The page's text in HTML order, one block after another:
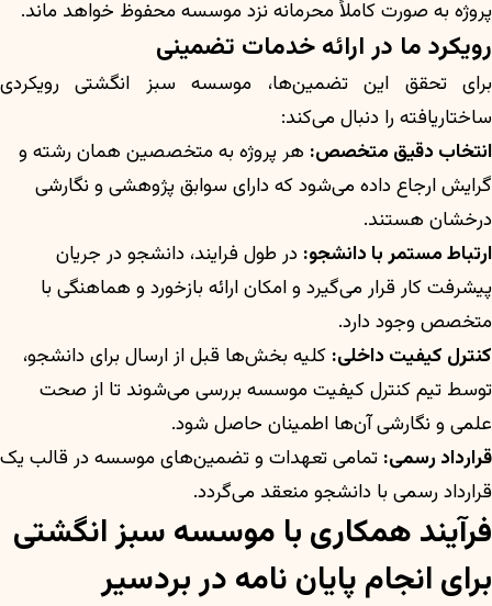
پروژه به صورت کاملاً محرمانه نزد موسسه محفوظ خواهد ماند.
رویکرد ما در ارائه خدمات تضمینی
برای تحقق این تضمین‌ها، موسسه سبز انگشتی رویکردی
ساختاریافته را دنبال می‌کند:
انتخاب دقیق متخصص: هر پروژه به متخصصین همان رشته و
گرایش ارجاع داده می‌شود که دارای سوابق پژوهشی و نگارشی
درخشان هستند.
ارتباط مستمر با دانشجو: در طول فرایند، دانشجو در جریان
پیشرفت کار قرار می‌گیرد و امکان ارائه بازخورد و هماهنگی با
متخصص وجود دارد.
کنترل کیفیت داخلی: کلیه بخش‌ها قبل از ارسال برای دانشجو،
توسط تیم کنترل کیفیت موسسه بررسی می‌شوند تا از صحت
علمی و نگارشی آن‌ها اطمینان حاصل شود.
قرارداد رسمی: تمامی تعهدات و تضمین‌های موسسه در قالب یک
قرارداد رسمی با دانشجو منعقد می‌گردد.
فرآیند همکاری با موسسه سبز انگشتی
برای انجام پایان نامه در بردسیر